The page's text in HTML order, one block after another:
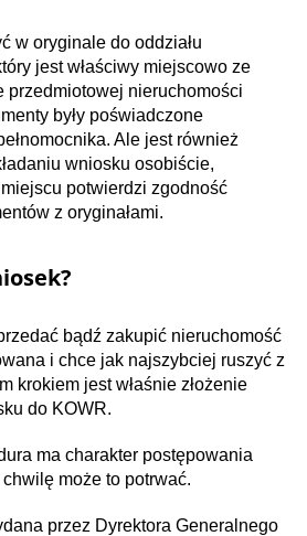
w oryginale do oddziału
jest właściwy miejscowo ze
przedmiotowej nieruchomości
były poświadczone
Ale jest również
wniosku osobiście,
potwierdzi zgodność
z oryginałami.
bądź zakupić nieruchomość
i chce jak najszybciej ruszyć z
krokiem jest właśnie złożenie
do KOWR.
ma charakter postępowania
może to potrwać.
przez Dyrektora Generalnego